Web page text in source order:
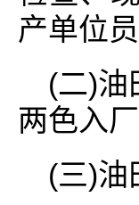
产单位
(二)油
两色入
(三)油